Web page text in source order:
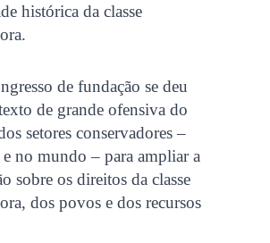
histórica da classe
de fundação se deu
de grande ofensiva do
setores conservadores –
no mundo – para ampliar a
sobre os direitos da classe
dos povos e dos recursos